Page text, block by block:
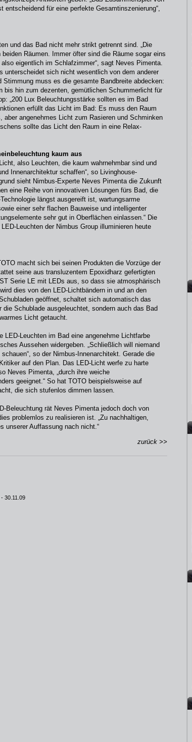
für eine perfekte Gesamtinszenierung“,
und das Bad nicht mehr strikt getrennt sind. „Die
Räumen. Immer öfter sind die Räume sogar eins
eigentlich im Schlafzimmer“, sagt Neves Pimenta.
unterscheidet sich nicht wesentlich von dem anderer
Stimmung muss es die gesamte Bandbreite abdecken:
bis hin zum dezenten, gemütlichen Schummerlicht für
„200 Lux Beleuchtungsstärke sollten es im Bad
erfüllt das Licht im Bad: Es muss den Raum
angenehmes Licht zum Rasieren und Schminken
sollte das Licht den Raum in eine Relax-
kaum aus
also Leuchten, die kaum wahrnehmbar sind und
Innenarchitektur schaffen“, so Livinghouse-
sieht Nimbus-Experte Neves Pimenta die Zukunft
eine Reihe von innovativen Lösungen fürs Bad, die
längst ausgereift ist, wartungsarme
einer sehr flachen Bauweise und intelligenter
sehr gut in Oberflächen einlassen.“ Die
Leuchten der Nimbus Group illuminieren heute
macht sich bei seinen Produkten die Vorzüge der
seine aus transluzentem Epoxidharz gefertigten
Serie LE mit LEDs aus, so dass sie atmosphärisch
dies von den LED-Lichtbändern in und an den
geöffnet, schaltet sich automatisch das
Schublade ausgeleuchtet, sondern auch das Bad
Licht getaucht.
Leuchten im Bad eine angenehme Lichtfarbe
Aussehen widergeben. „Schließlich will niemand
so der Nimbus-Innenarchitekt. Gerade die
auf den Plan. Das LED-Licht werfe zu harte
Neves Pimenta, „durch ihre weiche
geeignet.“ So hat TOTO beispielsweise auf
die sich stufenlos dimmen lassen.
Beleuchtung rät Neves Pimenta jedoch doch von
problemlos zu realisieren ist. „Zu nachhaltigen,
unserer Auffassung nach nicht.“
zurück >>
- 30.11.09